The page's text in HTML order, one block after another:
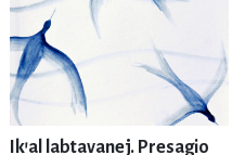
Ik'al labtavanej. Presagio